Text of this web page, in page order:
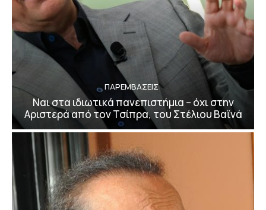
ΠΑΡΕΜΒΑΣΕΙΣ
Ναι στα ιδιωτικά πανεπιστήμια – όχι στην
Αριστερά από τον Τσίπρα, του Στέλιου Βαϊνά